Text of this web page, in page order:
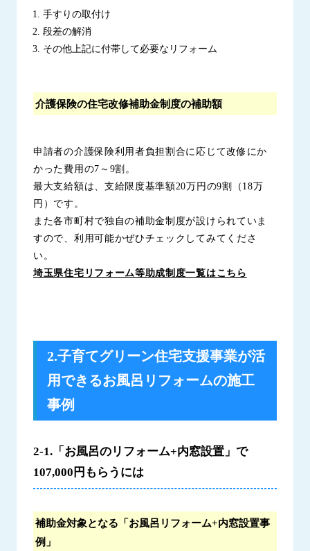
手すりの取付け
段差の解消
その他上記に付帯して必要なリフォーム
介護保険の住宅改修補助金制度の補助額
申請者の介護保険利用者負担割合に応じて改修にか
かった費用の7～9割。
最大支給額は、支給限度基準額20万円の9割（18万
円）です。
また各市町村で独自の補助金制度が設けられていま
すので、利用可能かぜひチェックしてみてくださ
い。
埼玉県住宅リフォーム等助成制度一覧はこちら
2.子育てグリーン住宅支援事業が活
用できるお風呂リフォームの施工
事例
2-1.「お風呂のリフォーム+内窓設置」で
107,000円もらうには
補助金対象となる「お風呂リフォーム+内窓設置事
例」